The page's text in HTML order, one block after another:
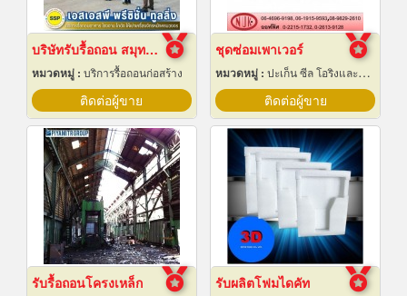
บริษัทรับรื้อถอน สมุทรปราการ
หมวดหมู่ : บริการรื้อถอนก่อสร้าง
ติดต่อผู้ขาย
ชุดซ่อมเพาเวอร์
หมวดหมู่ : ปะเก็น ซีล โอริงและออยซีล
ติดต่อผู้ขาย
รับรื้อถอนโครงเหล็ก รับผลิตโฟมไดคัท